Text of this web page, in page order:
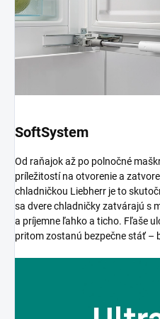
SoftSystem
Od raňajok až po polnočné
príležitostí na otvorenie a
chladničkou Liebherr je to
sa dvere chladničky zatvárajú s
a príjemne ľahko a ticho. Fľaše
pritom zostanú bezpečne stáť –